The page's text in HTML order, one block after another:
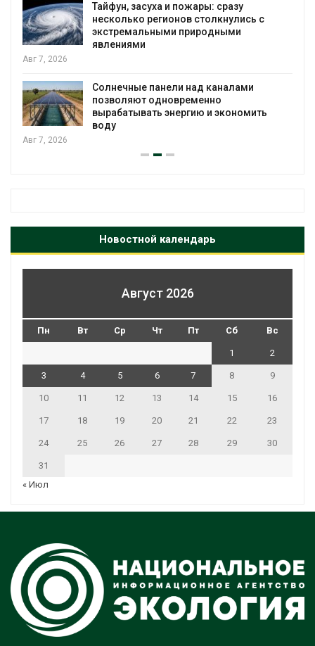
Тайфун, засуха и пожары: сразу
несколько регионов столкнулись с
экстремальными природными
явлениями
Авг 7, 2026
Солнечные панели над каналами
позволяют одновременно
вырабатывать энергию и экономить
воду
Авг 7, 2026
Новостной календарь
Август 2026
Пн Вт Ср Чт Пт Сб Вс
1 2
3 4 5 6 7 8 9
10 11 12 13 14 15 16
17 18 19 20 21 22 23
24 25 26 27 28 29 30
31
« Июл